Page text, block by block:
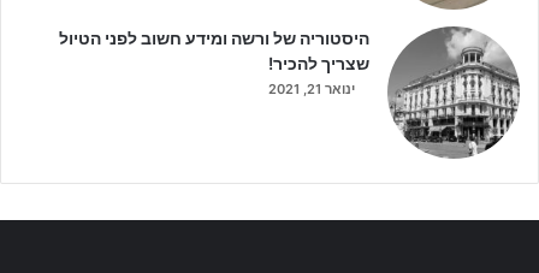
היסטוריה של ורשה ומידע חשוב לפני הטיול
שצריך להכיר!
ינואר 21, 2021